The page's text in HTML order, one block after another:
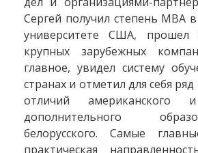
Сергей получил степень MBA
университете США, прошел
крупных зарубежных
главное, увидел систему
странах и отметил для себя
отличий американского и
дополнительного
белорусского. Самые
практическая